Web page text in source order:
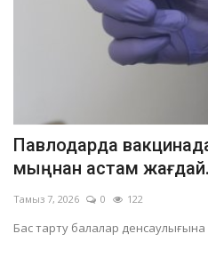
Павлодарда
мыңнан астам
Тамыз 7, 2026 0 122
Бас тарту балалар денсаулығына